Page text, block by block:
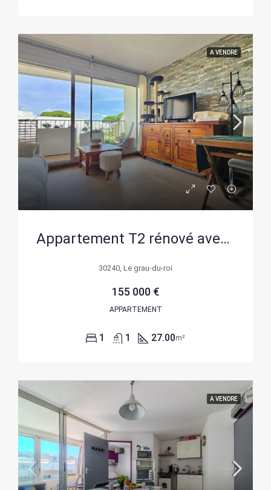
A VENDRE
Appartement T2 rénové avec terrasse, parking et cave à Port Camargue
30240, Le grau-du-roi
155 000 €
APPARTEMENT
1 1 27.00m²
A VENDRE